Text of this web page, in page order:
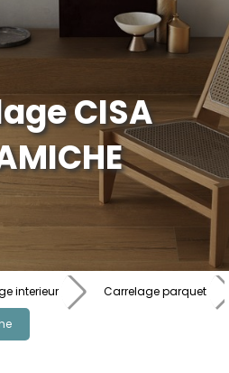
CISA
interieur Carrelage parquet